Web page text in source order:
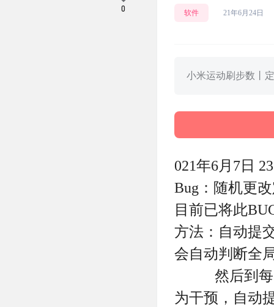
软件 21年6月24日
小米运动刷步数丨
021年6月7日
Bug：随机更
目前已将此
方法：自动提
会自动判断全
然后到每天
为干预，自动
0